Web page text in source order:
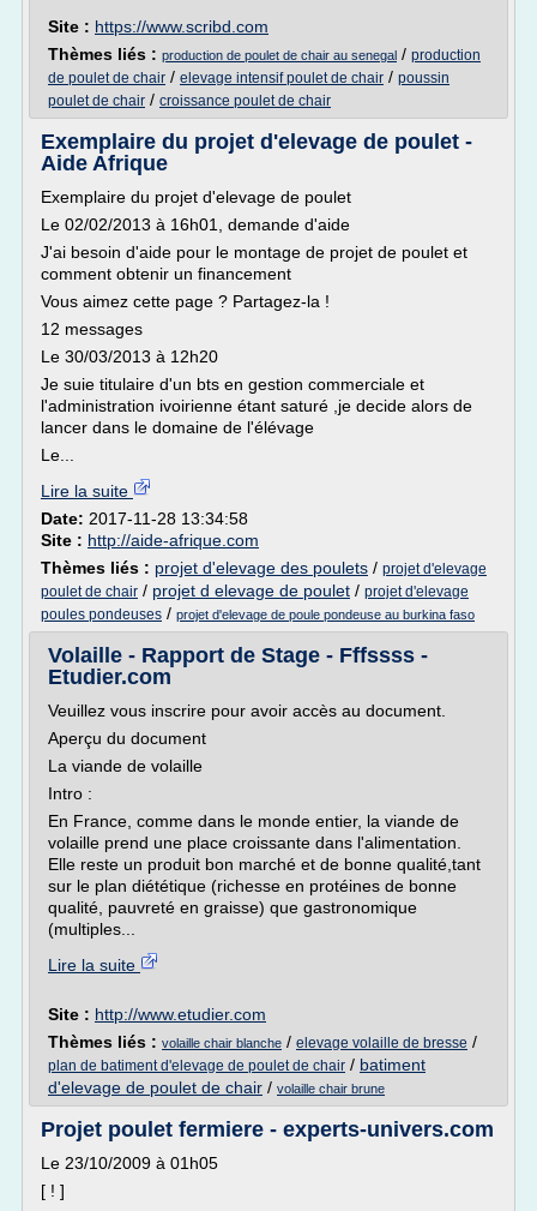
Site : https://www.scribd.com
Thèmes liés : production de poulet de chair au senegal / production
de poulet de chair / elevage intensif poulet de chair / poussin
poulet de chair / croissance poulet de chair
Exemplaire du projet d'elevage de poulet -
Aide Afrique
Exemplaire du projet d'elevage de poulet
Le 02/02/2013 à 16h01, demande d'aide
J'ai besoin d'aide pour le montage de projet de poulet et
comment obtenir un financement
Vous aimez cette page ? Partagez-la !
12 messages
Le 30/03/2013 à 12h20
Je suie titulaire d'un bts en gestion commerciale et
l'administration ivoirienne étant saturé ,je decide alors de
lancer dans le domaine de l'élévage
Le...
Lire la suite
Date: 2017-11-28 13:34:58
Site : http://aide-afrique.com
Thèmes liés : projet d'elevage des poulets / projet d'elevage
poulet de chair / projet d elevage de poulet / projet d'elevage
poules pondeuses / projet d'elevage de poule pondeuse au burkina faso
Volaille - Rapport de Stage - Fffssss -
Etudier.com
Veuillez vous inscrire pour avoir accès au document.
Aperçu du document
La viande de volaille
Intro :
En France, comme dans le monde entier, la viande de
volaille prend une place croissante dans l'alimentation.
Elle reste un produit bon marché et de bonne qualité,tant
sur le plan diététique (richesse en protéines de bonne
qualité, pauvreté en graisse) que gastronomique
(multiples...
Lire la suite
Site : http://www.etudier.com
Thèmes liés : volaille chair blanche / elevage volaille de bresse /
plan de batiment d'elevage de poulet de chair / batiment
d'elevage de poulet de chair / volaille chair brune
Projet poulet fermiere - experts-univers.com
Le 23/10/2009 à 01h05
[ ! ]